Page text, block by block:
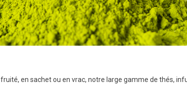
en sachet ou en vrac, notre large gamme de thés,